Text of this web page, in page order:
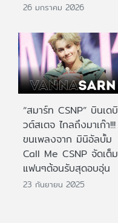
26 มกราคม 2026
“สมาร์ท CSNP” บินเดบิ
วต์สเตจ ไกลถึงมาเก๊า!!!
ขนเพลงจาก มินิอัลบั้ม
Call Me CSNP จัดเต็ม
แฟนๆต้อนรับสุดอบอุ่น
23 กันยายน 2025